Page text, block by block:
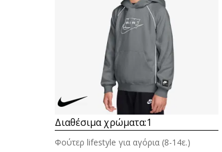
Διαθέσιμα χρώματα:1
Φούτερ lifestyle για αγόρια (8-14ε.)